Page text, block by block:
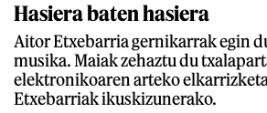
Hasiera baten hasiera
Aitor Etxebarria gernikarrak egin
musika. Maiak zehaztu du
elektronikoaren arteko
Etxebarriak ikuskizunerako.